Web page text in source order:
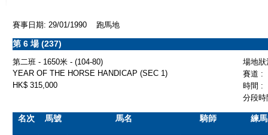
賽事日期: 29/01/1990 跑馬地
第 6 場 (237)
第二班 - 1650米 - (104-80)
場地
YEAR OF THE HORSE HANDICAP (SEC 1)
賽道 :
HK$ 315,000
時間 :
分段
名次 馬號 馬名 騎師 練